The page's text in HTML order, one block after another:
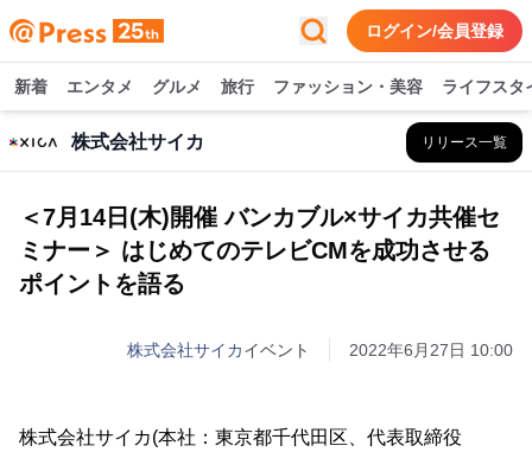
ログイン/会員登録
新着 エンタメ グルメ 旅行 ファッション・美容 ライフスタ
株式会社サイカ リリース一覧
＜7月14日(木)開催 バンカブル×サイカ共催セ
ミナー＞ はじめてのテレビCMを成功させる
ポイントを語る
株式会社サイカイベント 2022年6月27日 10:00
株式会社サイカ(本社：東京都千代田区、代表取締役